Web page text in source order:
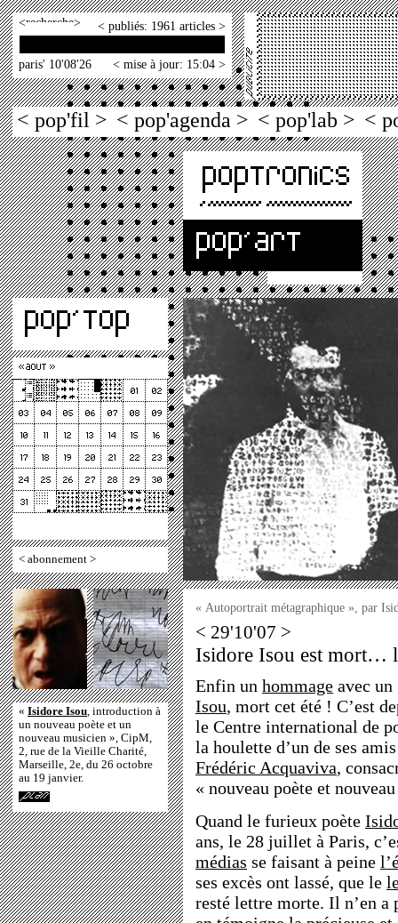
< > < publiés: 1961 articles >
paris' 10'08'26 < mise à jour: 15:04 >
< pop'fil > < pop'agenda > < pop'lab > <
< abonnement >
« Isidore Isou, introduction à
un nouveau poète et un
nouveau musicien », CipM,
2, rue de la Vieille Charité,
Marseille, 2e, du 26 octobre
au 19 janvier.
« Autoportrait métagraphique », par
< 29'10'07 >
Isidore Isou est mort…
Enfin un hommage avec
Isou, mort cet été ! C’est
le Centre international de
la houlette d’un de ses
Frédéric Acquaviva,
« nouveau poète et
Quand le furieux poète
ans, le 28 juillet à Paris,
médias se faisant à peine
ses excès ont lassé, que le
resté lettre morte. Il n’en a